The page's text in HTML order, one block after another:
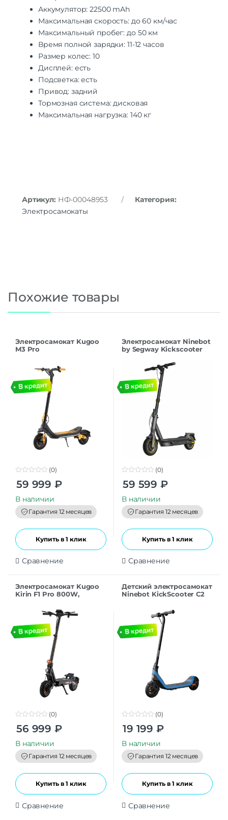
Аккумулятор: 22500 mAh
Максимальная скорость: до 60 км/час
Максимальный пробег: до 50 км
Время полной зарядки: 11-12 часов
Размер колес: 10
Дисплей: есть
Подсветка: есть
Привод: задний
Тормозная система: дисковая
Максимальная нагрузка: 140 кг
Артикул: НФ-00048953
Категория:
Электросамокаты
Похожие товары
Электросамокат Kugoo
M3 Pro
o
t
o
f
5
(0)
59 999 ₽
В наличии
Гарантия 12 месяцев
Купить в 1 клик
Сравнение
Электросамокат Ninebot
by Segway Kickscooter
o
t
o
f
5
(0)
59 599 ₽
В наличии
Гарантия 12 месяцев
Купить в 1 клик
Сравнение
Электросамокат Kugoo
Kirin F1 Pro 800W,
o
t
o
f
5
(0)
56 999 ₽
В наличии
Гарантия 12 месяцев
Купить в 1 клик
Сравнение
Детский электросамокат
Ninebot KickScooter C2
t
o
f
5
(0)
19 199 ₽
В наличии
Гарантия 12 месяцев
Купить в 1 клик
Сравнение